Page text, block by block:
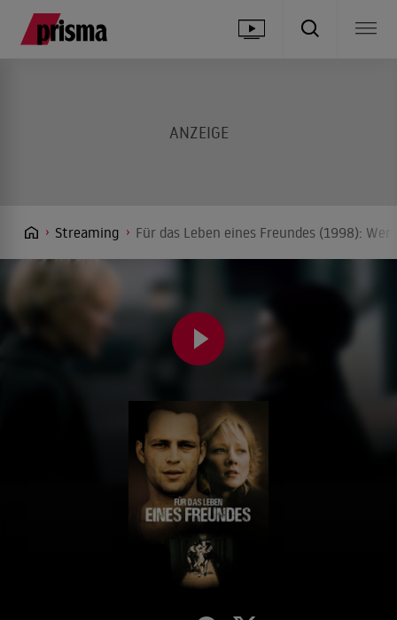
Streaming Für das Leben eines Freundes (1998):